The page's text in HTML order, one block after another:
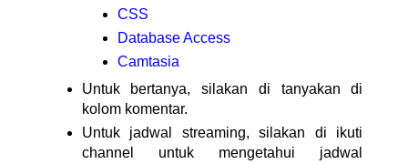
CSS
Database Access
Camtasia
Untuk bertanya, silakan di tanyakan di
kolom komentar.
Untuk jadwal streaming, silakan di ikuti
channel untuk mengetahui jadwal